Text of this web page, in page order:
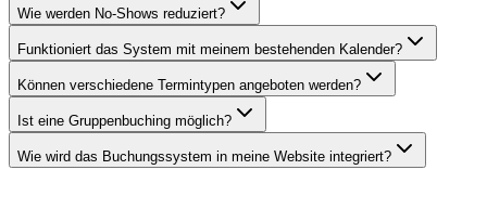
Wie werden No-Shows reduziert?
Funktioniert das System mit meinem bestehenden Kalender?
Können verschiedene Termintypen angeboten werden?
Ist eine Gruppenbuching möglich?
Wie wird das Buchungssystem in meine Website integriert?